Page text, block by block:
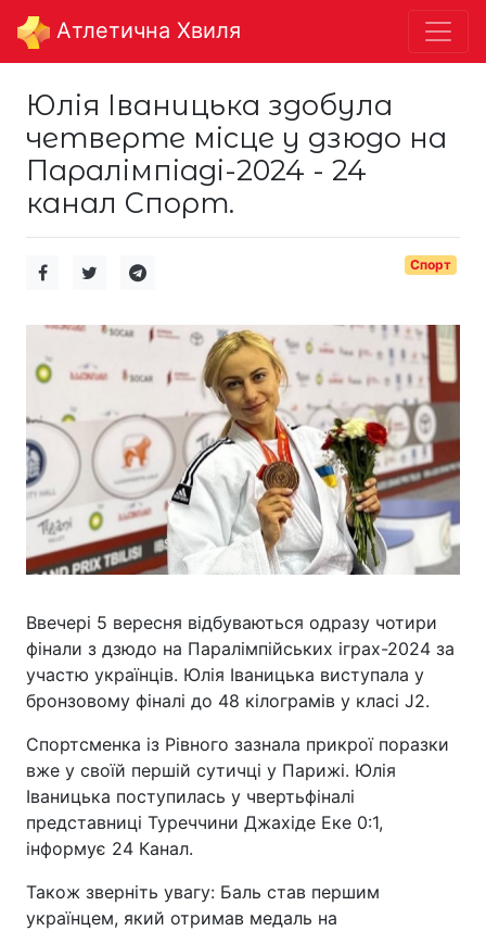
Aтлетична Хвиля
Юлія Іваницька здобула
четверте місце у дзюдо на
Паралімпіаді-2024 - 24
канал Спорт.
Спорт
Ввечері 5 вересня відбуваються одразу чотири
фінали з дзюдо на Паралімпійських іграх-2024 за
участю українців. Юлія Іваницька виступала у
бронзовому фіналі до 48 кілограмів у класі J2.
Спортсменка із Рівного зазнала прикрої поразки
вже у своїй першій сутичці у Парижі. Юлія
Іваницька поступилась у чвертьфіналі
представниці Туреччини Джахіде Еке 0:1,
інформує 24 Канал.
Також зверніть увагу: Баль став першим
українцем, який отримав медаль на